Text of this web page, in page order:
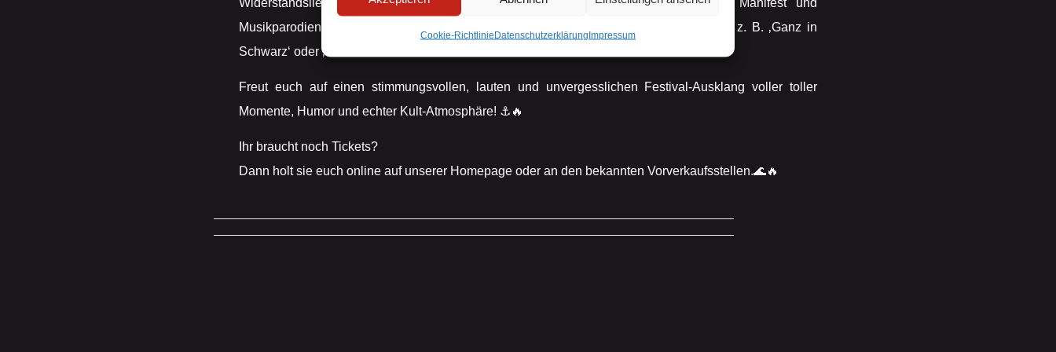
Cookie-RichtlinieDatenschutzerklärungImpressum
Widerstandslieder stehen auch Sketsche und Songs aus der Punkrock OperA Manifest und
Musikparodien sowie alte Kracher aus 44 Jahren Bühnenpräsenz auf der Setlist, wie z. B. ‚Ganz in
Schwarz‘ oder ‚ Lied der Pünke‘.
Freut euch auf einen stimmungsvollen, lauten und unvergesslichen Festival-Ausklang voller toller
Momente, Humor und echter Kult-Atmosphäre! ⚓🔥
Ihr braucht noch Tickets?
Dann holt sie euch online auf unserer Homepage oder an den bekannten Vorverkaufsstellen.🌊🔥
Widerruf bestätigen